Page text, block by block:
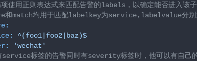
使用正则表达式来匹配告警的labels，以确定能否进入该
和match均用于匹配labelkey为service,labelvalue分别
^(foo1|foo2|baz)$
'wechat'
service标签的告警同时有severity标签时，他可以有